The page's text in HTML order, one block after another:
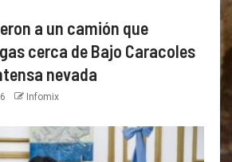
a un camión que
cerca de Bajo Caracoles
nevada
Infomix